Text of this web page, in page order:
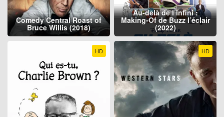
Comedy Central Roast of
Bruce Willis (2018)
Au-delà de l’infini :
Making-Of de Buzz l’éclair
(2022)
HD HD